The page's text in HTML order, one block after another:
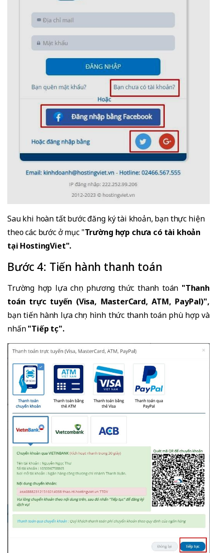
Sau khi hoàn tất bước đăng ký tài khoản, bạn thực hiện
theo các bước ở mục "Trường hợp chưa có tài khoản
tại HostingViet".
Bước 4: Tiến hành thanh toán
Trường hợp lựa chọn phương thức thanh toán "Thanh
toán trực tuyến (Visa, MasterCard, ATM, PayPal)",
bạn tiến hành lựa chọn hình thức thanh toán phù hợp và
nhấn"Tiếp tục".